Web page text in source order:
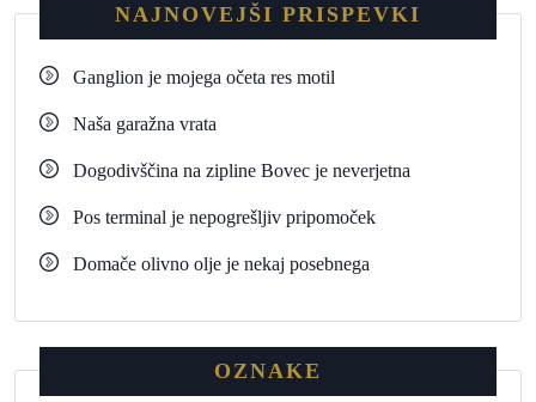
NAJNOVEJŠI PRISPEVKI
Ganglion je mojega očeta res motil
Naša garažna vrata
Dogodivščina na zipline Bovec je neverjetna
Pos terminal je nepogrešljiv pripomoček
Domače olivno olje je nekaj posebnega
OZNAKE